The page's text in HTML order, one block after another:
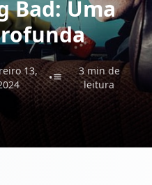
Bad: Uma
13,
•
3 min de
leitura